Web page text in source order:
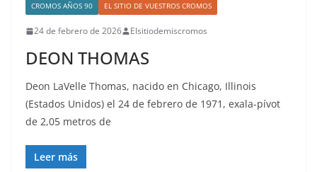
CROMOS AÑOS 90 EL SITIO DE VUESTROS CROMOS
24 de febrero de 2026 Elsitiodemiscromos
DEON THOMAS
Deon LaVelle Thomas, nacido en Chicago, Illinois
(Estados Unidos) el 24 de febrero de 1971, exala-pívot
de 2,05 metros de
Leer más